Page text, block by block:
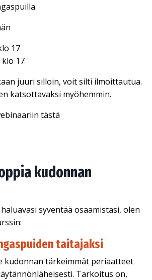
17
klo 17
juuri silloin, voit silti ilmoittautua.
katsottavaksi myöhemmin.
tästä
kudonnan
syventää osaamistasi, olen
taitajaksi
kudonnan tärkeimmät periaatteet
Tarkoitus on,